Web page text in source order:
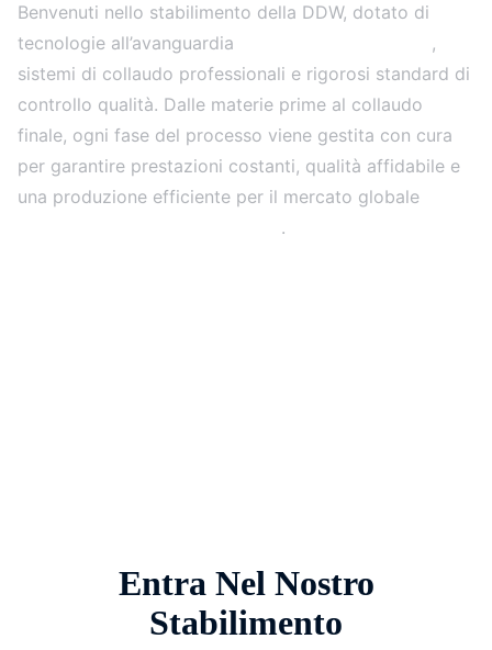
Benvenuti nello stabilimento della DDW, dotato di
tecnologie all’avanguardia
,
sistemi di collaudo professionali e rigorosi standard di
controllo qualità. Dalle materie prime al collaudo
finale, ogni fase del processo viene gestita con cura
per garantire prestazioni costanti, qualità affidabile e
una produzione efficiente per il mercato globale
.
Entra Nel Nostro
Stabilimento